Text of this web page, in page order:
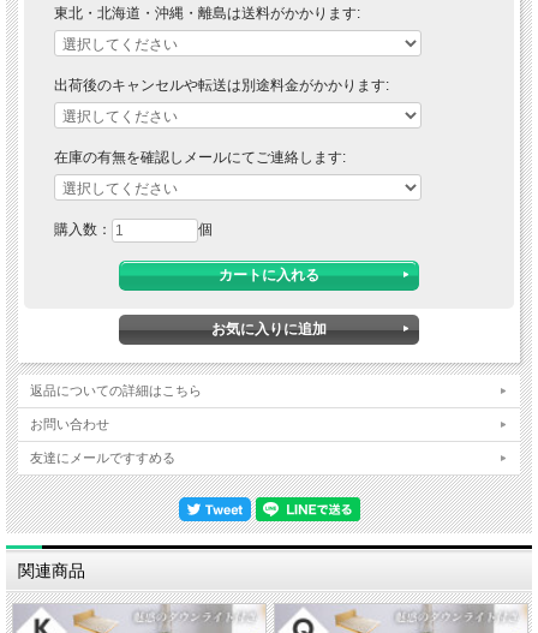
■ 送料無料にて配達 ■
北海道・東北・沖縄・離島の方は送料がかかりますので"■送料について（一部地域
は別途送料有り）"プルダウンメニューから対象地域をお選びください。
※対象地域でお選びいただけなかった場合でも、送料を加算させていただきます。
ご了承ください。
※離島は別途お見積りになります。
東北・北海道・沖縄・離島は送料がかかります:
出荷後のキャンセルや転送は別途料金がかかります:
在庫の有無を確認しメールにてご連絡します:
購入数： 個
返品についての詳細はこちら
お問い合わせ
友達にメールですすめる
関連商品